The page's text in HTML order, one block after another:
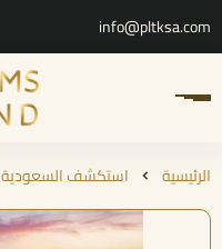
info@pltksa.com
الرئيسية استكشف السعودية